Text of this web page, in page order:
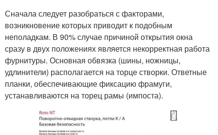
Сначала следует разобраться с факторами,
возникновение которых приводит к подобным
неполадкам. В 90% случае причиной открытия окна
сразу в двух положениях является некорректная работа
фурнитуры. Основная обвязка (шины, ножницы,
удлинители) располагается на торце створки. Ответные
планки, обеспечивающие фиксацию фрамуги,
устанавливаются на торец рамы (импоста).